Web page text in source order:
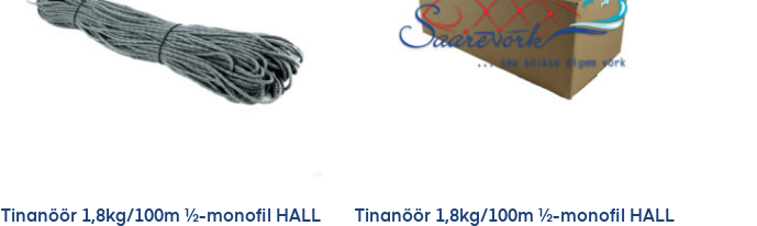
Tinanöör 1,8kg/100m ½-monofil HALL
Tinanöör 1,8kg/100m ½-monofil HALL